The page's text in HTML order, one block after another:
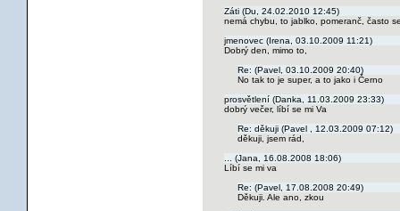
Záti (Du, 24.02.2010 12:45)
nemá chybu, to jablko, pomeranč, často
jmenovec (Irena, 03.10.2009 11:21)
Dobrý den, mimo to,
Re: (Pavel, 03.10.2009 20:40)
No tak to je super, a to jako i Černo
prosvětlení (Danka, 11.03.2009 23:33)
dobrý večer, líbí se mi Va
Re: děkuji (Pavel , 12.03.2009 07:12)
děkuji, jsem rád,
... (Jana, 16.08.2008 18:06)
Líbí se mi va
Re: (Pavel, 17.08.2008 20:49)
Děkuji. Ale ano, zkou